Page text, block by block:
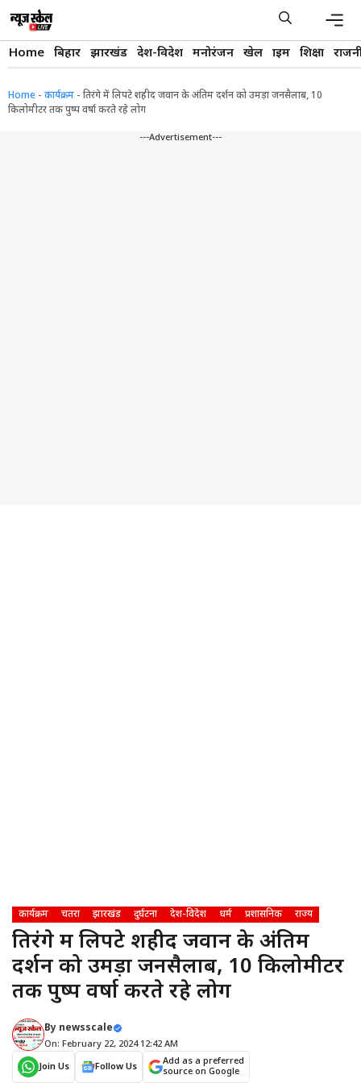
content
Home बिहार झारखंड देश-विदेश मनोरंजन खेल क्राइम शिक्षा
Home - कार्यक्रम - तिरंगे में लिपटे शहीद जवान के अंतिम दर्शन को उमड़ा जनसैलाब, 10
किलोमीटर तक पुष्प वर्षा करते रहे लोग
---Advertisement---
कार्यक्रम चतरा झारखंड दुर्घटना देश-विदेश धर्म प्रशासनिक राज्य
तिरंगे में लिपटे शहीद जवान के अंतिम
दर्शन को उमड़ा जनसैलाब, 10 किलोमीटर
तक पुष्प वर्षा करते रहे लोग
By newsscale
On: February 22, 2024 12:42 AM
Join Us
Follow Us
Add as a preferred
source on Google